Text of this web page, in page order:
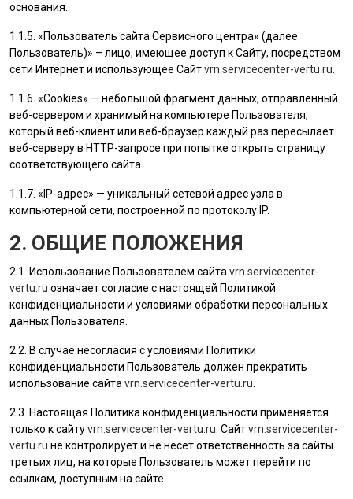
основания.
1.1.5. «Пользователь сайта Сервисного центра» (далее
Пользователь)» – лицо, имеющее доступ к Сайту, посредством
сети Интернет и использующее Сайтvrn.servicecenter-vertu.ru
1.1.6. «Cookies» — небольшой фрагмент данных, отправленный
веб-сервером и хранимый на компьютере Пользователя,
который веб-клиент или веб-браузер каждый раз пересылает
веб-серверу в HTTP-запросе при попытке открыть страницу
соответствующего сайта.
1.1.7. «IP-адрес» — уникальный сетевой адрес узла в
компьютерной сети, построенной по протоколу IP.
2. ОБЩИЕ ПОЛОЖЕНИЯ
2.1. Использование Пользователем сайта vrn.servicecenter-
vertu.ru означает согласие с настоящей Политикой
конфиденциальности и условиями обработки персональных
данных Пользователя
2.2. В случае несогласия с условиями Политики
конфиденциальности Пользователь должен прекратить
использование сайта vrn.servicecenter-vertu.ru
2.3. Настоящая Политика конфиденциальности применяется
только к сайтуvrn.servicecenter-vertu.ru . Сайтvrn.servicecenter-
vertu.ru не контролирует и не несет ответственность за сайты
третьих лиц, на которые Пользователь может перейти по
ссылкам, доступным на сайте.